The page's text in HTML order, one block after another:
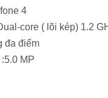
4
core ( lõi kép) 1.2
đa điểm
MP